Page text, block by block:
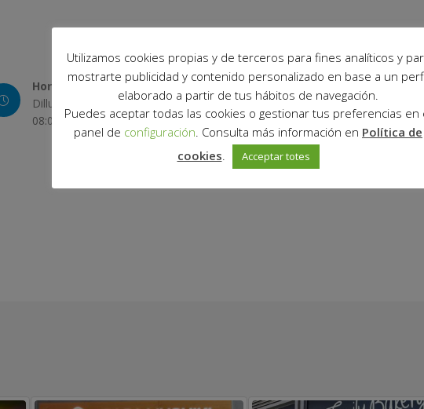
Horari:
Dilluns a Dissabtes
08:00 – 21:00h
Utilizamos cookies propias y de terceros para fines analíticos y
mostrarte publicidad y contenido personalizado en base a un
elaborado a partir de tus hábitos de navegación.
Puedes aceptar todas las cookies o gestionar tus preferencias en
panel de configuración. Consulta más información en Política de
cookies. Acceptar totes